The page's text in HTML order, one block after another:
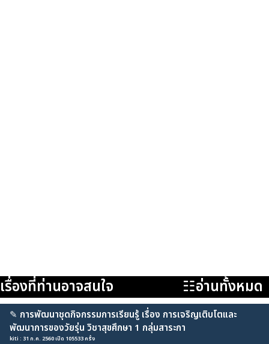
เรื่องที่ท่านอาจสนใจ ☷อ่านทั้งหมด
✎ การพัฒนาชุดกิจกรรมการเรียนรู้ เรื่อง การเจริญเติบโตและ
พัฒนาการของวัยรุ่น วิชาสุขศึกษา 1 กลุ่มสาระกา
kiti : 31 ก.ค. 2560 เปิด 105533 ครั้ง